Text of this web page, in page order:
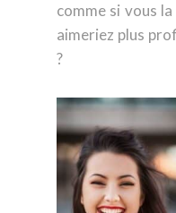
comme si vous
aimeriez plus
?